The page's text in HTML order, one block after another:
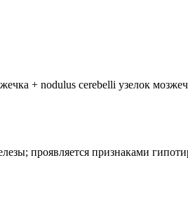
+ nodulus cerebelli узелок
проявляется признаками